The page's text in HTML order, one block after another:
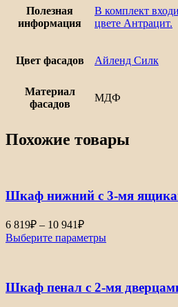
Полезная
информация
В комплект
цвете Антрацит.
Цвет фасадов Айленд Силк
Материал
фасадов
МДФ
Похожие товары
Шкаф нижний с 3-мя
6 819₽ – 10 941₽Диапазон
цен:
6
10
Выберите параметры
Шкаф пенал с 2-мя